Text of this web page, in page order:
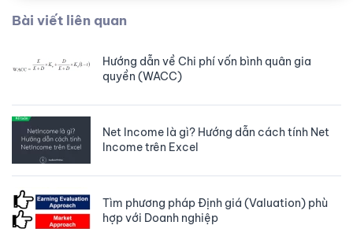
Bài viết liên quan
Hướng dẫn về Chi phí vốn bình quân gia
quyền (WACC)
Net Income là gì? Hướng dẫn cách tính Net
Income trên Excel
Tìm phương pháp Định giá (Valuation) phù
hợp với Doanh nghiệp